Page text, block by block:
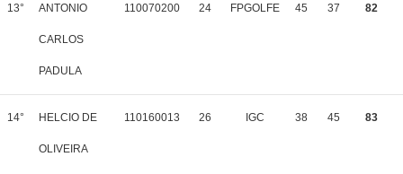
13° ANTONIO
CARLOS
PADULA
110070200 24 FPGOLFE 45 37 82
14° HELCIO DE
OLIVEIRA
110160013 26 IGC 38 45 83